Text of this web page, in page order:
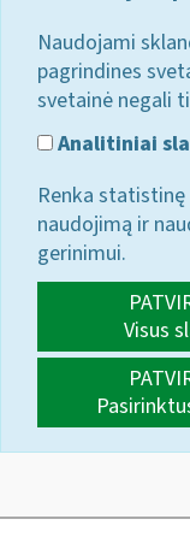
Naudojami
pagrindines
svetainė negali
Analitiniai
Renka
naudojimą ir
gerinimui.
Visus